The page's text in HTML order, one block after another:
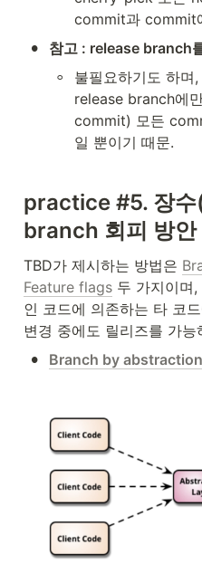
commit과 commit
• 참고 : release branch
◦
불필요하기도 하며
release branch에
commit) 모든
일 뿐이기 때문.
practice #5. 장
branch 회피 방안
TBD가 제시하는 방법은
Feature flags 두 가지이며
인 코드에 의존하는 타 코
변경 중에도 릴리즈를 가
• Branch by abstraction